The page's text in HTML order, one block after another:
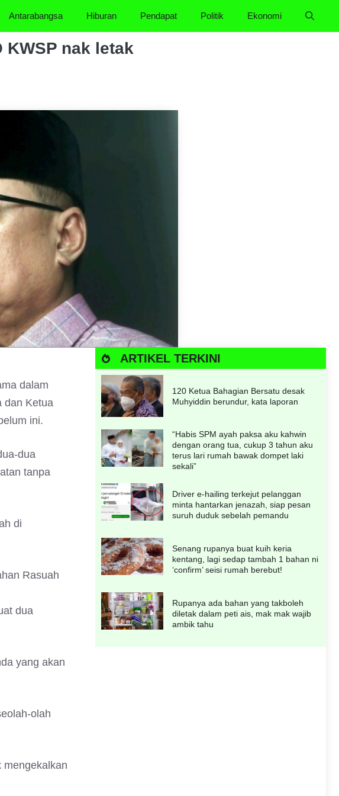
Antarabangsa Hiburan Pendapat Politik Ekonomi
KWSP nak letak
dalam
dan Ketua
ini.
dua
tanpa
di
Rasuah
dua
yang akan
olah
mengekalkan
ARTIKEL TERKINI
120 Ketua Bahagian Bersatu desak
Muhyiddin berundur, kata laporan
“Habis SPM ayah paksa aku kahwin
dengan orang tua, cukup 3 tahun aku
terus lari rumah bawak dompet laki
sekali”
Driver e-hailing terkejut pelanggan
minta hantarkan jenazah, siap pesan
suruh duduk sebelah pemandu
Senang rupanya buat kuih keria
kentang, lagi sedap tambah 1 bahan ni
‘confirm’ seisi rumah berebut!
Rupanya ada bahan yang takboleh
diletak dalam peti ais, mak mak wajib
ambik tahu